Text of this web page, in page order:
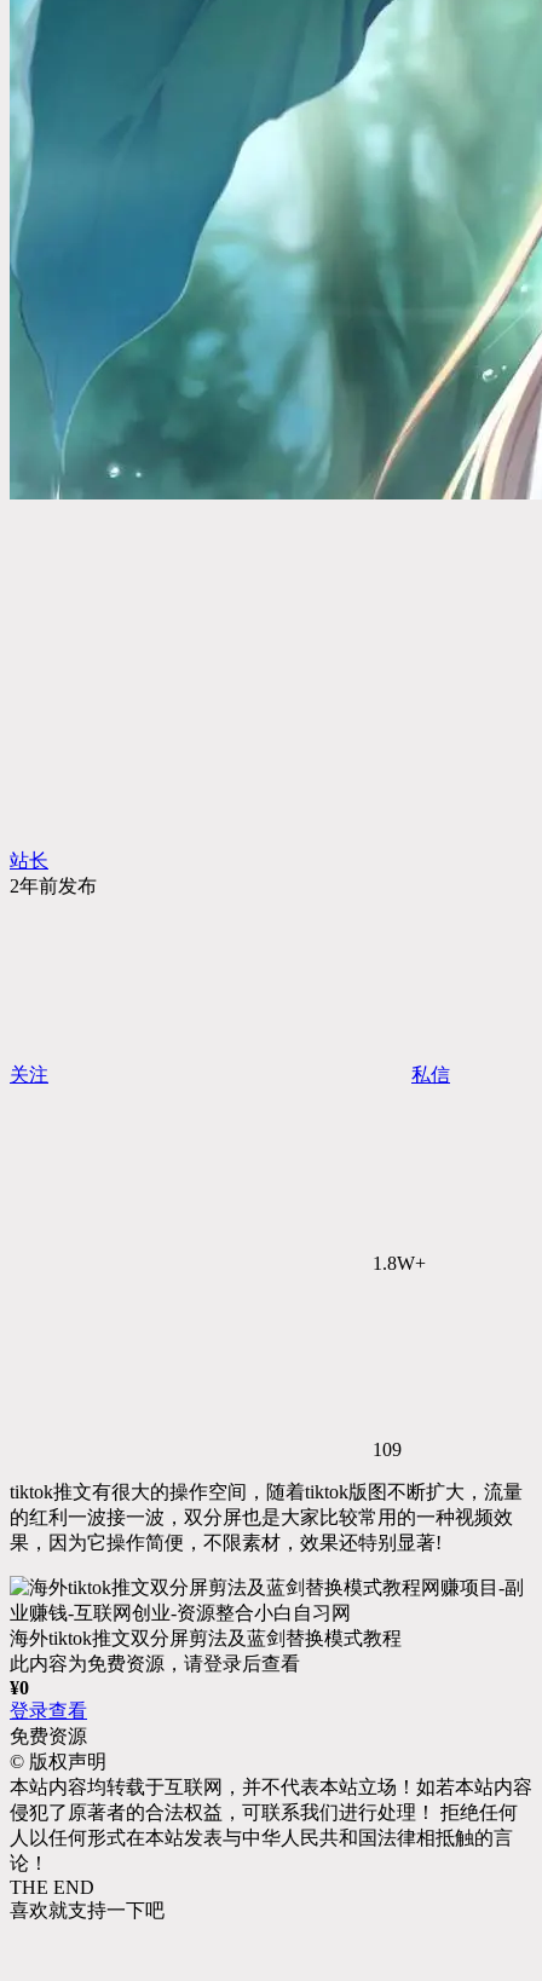
站长
2年前发布
关注 私信
1.8W+
109
tiktok推文有很大的操作空间，随着tiktok版图不断扩大，流量
的红利一波接一波，双分屏也是大家比较常用的一种视频效
果，因为它操作简便，不限素材，效果还特别显著!
海外tiktok推文双分屏剪法及蓝剑替换模式教程
此内容为免费资源，请登录后查看
¥0
登录查看
免费资源
© 版权声明
本站内容均转载于互联网，并不代表本站立场！如若本站内容
侵犯了原著者的合法权益，可联系我们进行处理！ 拒绝任何
人以任何形式在本站发表与中华人民共和国法律相抵触的言
论！
THE END
喜欢就支持一下吧